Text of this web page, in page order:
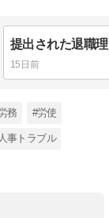
提出された退職
15日前
務 #労使
事トラブル